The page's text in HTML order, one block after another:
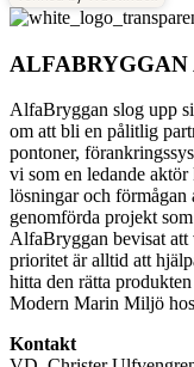
ALFABRYGGAN
AlfaBryggan slog upp
om att bli en pålitlig
pontoner,
vi som en ledande
lösningar och
genomförda projekt
AlfaBryggan bevisat att
prioritet är alltid att
hitta den rätta
Modern Marin Miljö
Kontakt